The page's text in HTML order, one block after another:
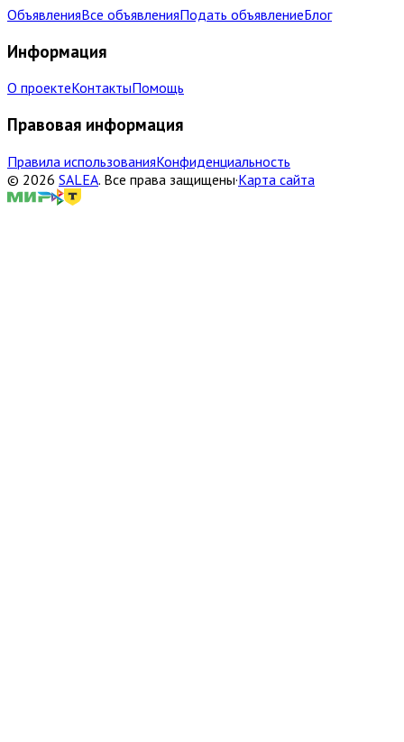
ОбъявленияВсе объявленияПодать объявлениеБлог
Информация
О проектеКонтактыПомощь
Правовая информация
Правила использованияКонфиденциальность
© 2026 SALEA. Все права защищены·Карта сайта